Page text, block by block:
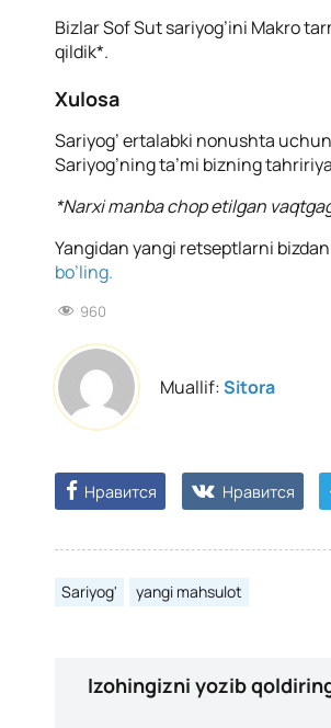
Bizlar Sof Sut sariyog’ini Makro
qildik*.
Xulosa
Sariyog’ ertalabki nonushta
Sariyog’ning ta’mi bizning
*Narxi manba chop etilgan
Yangidan yangi retseptlarni
bo’ling.
960
Muallif:Sitora
Нравится Нравится
Sariyog' yangi mahsulot
Izohingizni yozib